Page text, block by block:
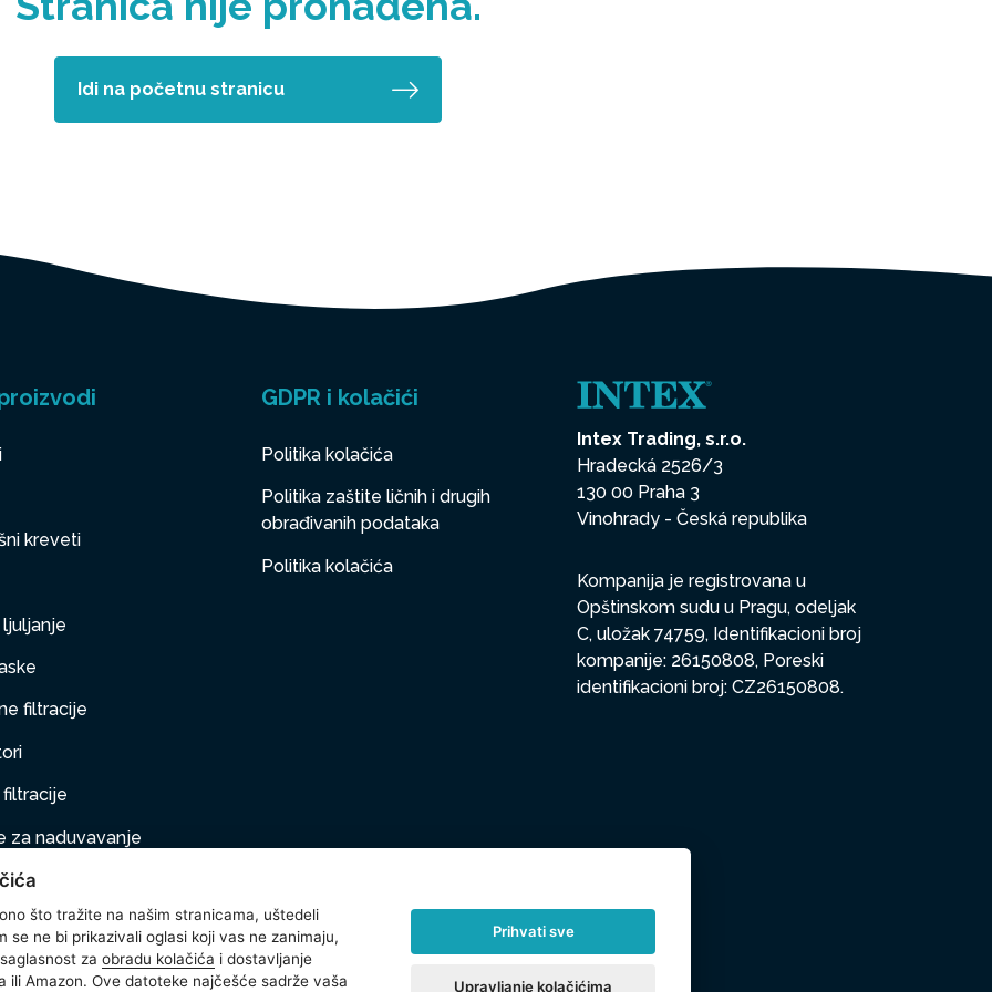
Idi na početnu stranicu
kreveti
filtracije
filtracije
za naduvavanje
na naduvavanje
oprema
GDPR i kolačići
Politika kolačića
Politika zaštite ličnih i drugih
obrađivanih podataka
Politika kolačića
Intex Trading, s.r.o.
Hradecká 2526/3
130 00 Praha 3
Vinohrady - Česká republika
Kompanija je registrovana u
Opštinskom sudu u Pragu, odeljak
C, uložak 74759, Identifikacioni broj
kompanije: 26150808, Poreski
identifikacioni broj: CZ26150808.
što tražite na našim stranicama, uštedeli
se ne bi prikazivali oglasi koji vas ne zanimaju,
za obradu kolačića i dostavljanje
ili Amazon. Ove datoteke najčešće sadrže vaša
Prihvati sve
Upravljanje kolačićima